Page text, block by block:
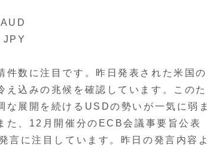
数に注目です。昨日発表された米国の
込みの兆候を確認しています。このた
展開を続けるUSDの勢いが一気に弱ま
た、12月開催分のECB会議事要旨公表
言に注目しています。昨日の発言内容よ